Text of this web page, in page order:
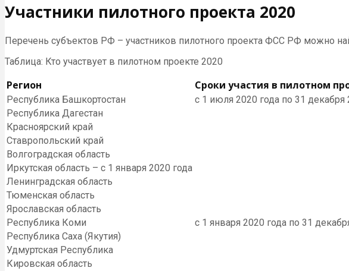
Участники пилотного проекта 2020
Перечень субъектов РФ – участников пилотного проекта ФСС РФ можно
Таблица: Кто участвует в пилотном проекте 2020
Регион Сроки участия в пилотном
Республика Башкортостан
с 1 июля 2020 года по 31 декабря
Республика Дагестан
Красноярский край
Ставропольский край
Волгоградская область
Иркутская область – с 1 января 2020 года
Ленинградская область
Тюменская область
Ярославская область
Республика Коми
с 1 января 2020 года по 31
Республика Саха (Якутия)
Удмуртская Республика
Кировская область